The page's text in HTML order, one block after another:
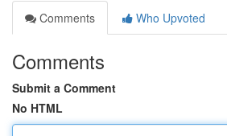
Comments
Who Upvoted
Comments
Submit a Comment
No HTML